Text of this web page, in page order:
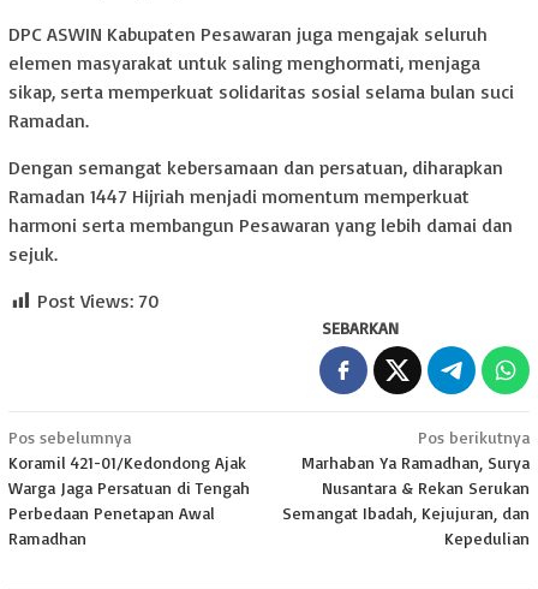
DPC ASWIN Kabupaten Pesawaran juga mengajak seluruh
elemen masyarakat untuk saling menghormati, menjaga
sikap, serta memperkuat solidaritas sosial selama bulan suci
Ramadan.
Dengan semangat kebersamaan dan persatuan, diharapkan
Ramadan 1447 Hijriah menjadi momentum memperkuat
harmoni serta membangun Pesawaran yang lebih damai dan
sejuk.
Post Views: 70
SEBARKAN
Navigasi
pos
Pos sebelumnya
Koramil 421-01/Kedondong Ajak
Warga Jaga Persatuan di Tengah
Perbedaan Penetapan Awal
Ramadhan
Pos berikutnya
Marhaban Ya Ramadhan, Surya
Nusantara & Rekan Serukan
Semangat Ibadah, Kejujuran, dan
Kepedulian